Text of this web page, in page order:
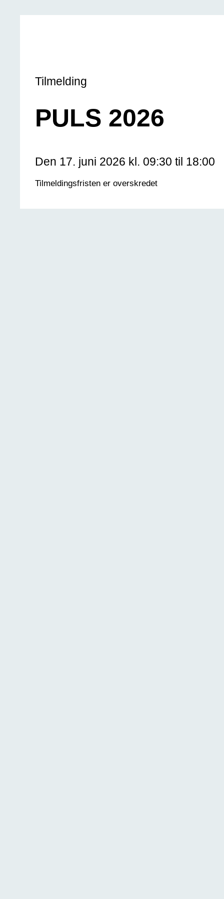
Tilmelding
PULS 2026
Den 17. juni 2026 kl. 09:30 til 18:00
Tilmeldingsfristen er overskredet